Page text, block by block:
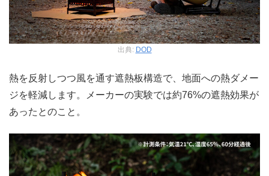
出典: DOD
熱を反射しつつ風を通す遮熱板構造で、地面への熱ダメー
ジを軽減します。メーカーの実験では約76%の遮熱効果が
あったとのこと。